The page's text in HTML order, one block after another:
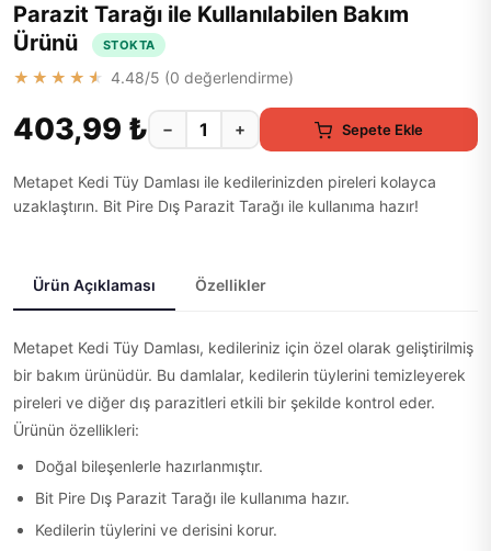
Parazit Tarağı ile Kullanılabilen Bakım
Ürünü
STOKTA
★★★★★ 4.48/5 (0 değerlendirme)
403,99 ₺ − + Sepete Ekle
Metapet Kedi Tüy Damlası ile kedilerinizden pireleri kolayca
uzaklaştırın. Bit Pire Dış Parazit Tarağı ile kullanıma hazır!
Ürün Açıklaması Özellikler
Metapet Kedi Tüy Damlası, kedileriniz için özel olarak geliştirilmiş
bir bakım ürünüdür. Bu damlalar, kedilerin tüylerini temizleyerek
pireleri ve diğer dış parazitleri etkili bir şekilde kontrol eder.
Ürünün özellikleri:
Doğal bileşenlerle hazırlanmıştır.
Bit Pire Dış Parazit Tarağı ile kullanıma hazır.
Kedilerin tüylerini ve derisini korur.